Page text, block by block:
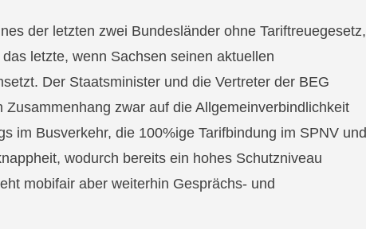
der letzten zwei Bundesländer ohne Tariftreuegesetz,
letzte, wenn Sachsen seinen aktuellen
Der Staatsminister und die Vertreter der BEG
Zusammenhang zwar auf die Allgemeinverbindlichkeit
im Busverkehr, die 100%ige Tarifbindung im SPNV und
wodurch bereits ein hohes Schutzniveau
mobifair aber weiterhin Gesprächs- und